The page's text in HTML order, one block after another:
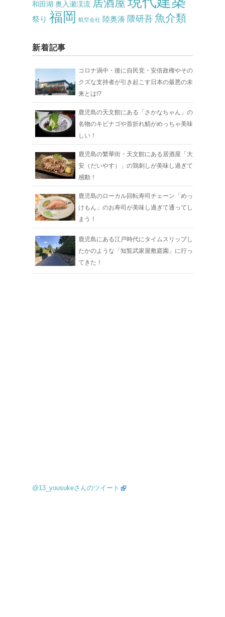
和田湖 奥入瀬渓流 居酒屋
祭り 福岡 航空会社 陸奥湊 隈研吾 魚介類
新着記事
コロナ渦中・後に自民党・安倍政権やその
クズな支持者が引き起こす日本の最悪の未
来とは!?
鹿児島の天文館にある「さかなちゃん」の
名物のキビナゴや首折れ鯖がめっちゃ美味
しい！
鹿児島の繁華街・天文館にある居酒屋「大
安（だいやす）」の鶏刺しが美味し過ぎて
感動！
鹿児島のローカル回転寿司チェーン「めっ
けもん」のお寿司が美味し過ぎて通ってし
まう！
鹿児島にある江戸時代にタイムスリップし
たかのような「知覧武家屋敷庭園」に行っ
てきた！
@13_yousukeさんのツイート